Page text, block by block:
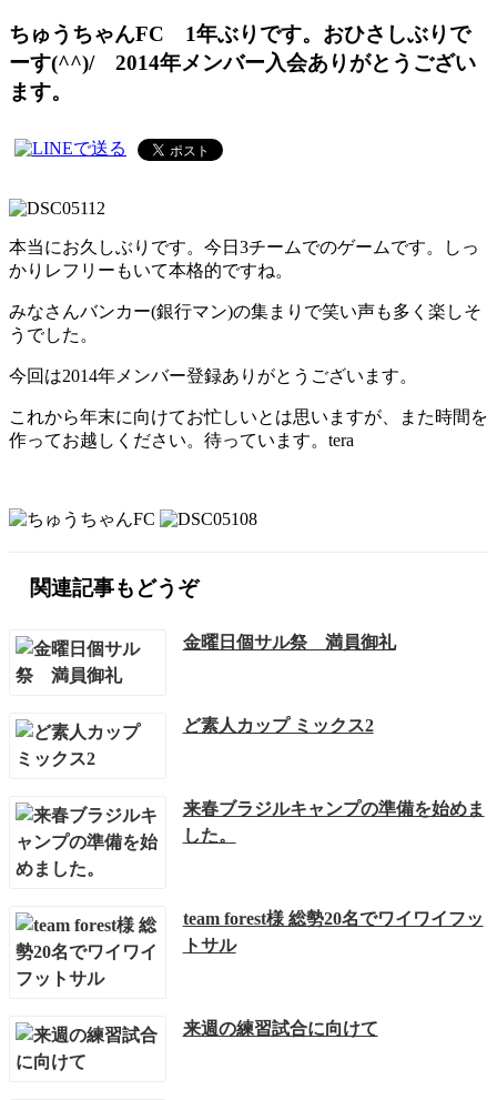
ちゅうちゃんFC 1年ぶりです。おひさしぶりで
ーす(^^)/ 2014年メンバー入会ありがとうござい
ます。
本当にお久しぶりです。今日3チームでのゲームです。しっ
かりレフリーもいて本格的ですね。
みなさんバンカー(銀行マン)の集まりで笑い声も多く楽しそ
うでした。
今回は2014年メンバー登録ありがとうございます。
これから年末に向けてお忙しいとは思いますが、また時間を
作ってお越しください。待っています。tera
関連記事もどうぞ
金曜日個サル祭 満員御礼
ど素人カップ ミックス2
来春ブラジルキャンプの準備を始めま
した。
team forest様 総勢20名でワイワイフッ
トサル
来週の練習試合に向けて